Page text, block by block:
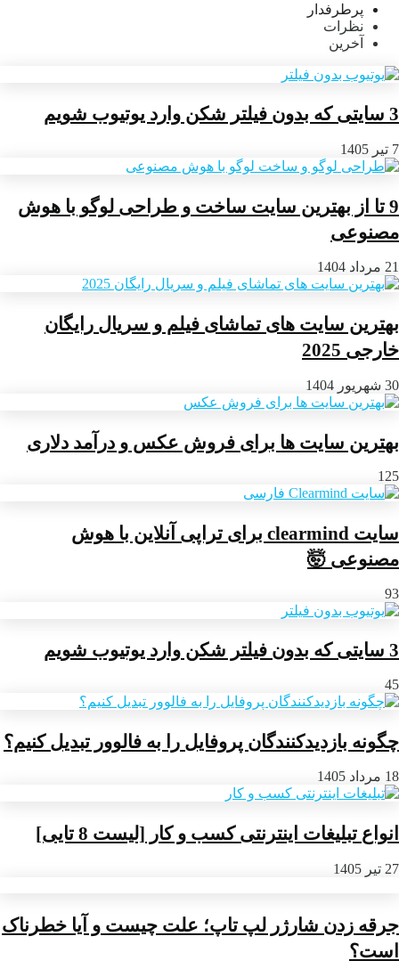
پرطرفدار
نظرات
آخرین
3 سایتی که بدون فیلتر شکن وارد یوتیوب شویم
7 تیر 1405
9 تا از بهترین سایت ساخت و طراحی لوگو با هوش
مصنوعی
21 مرداد 1404
بهترین سایت های تماشای فیلم و سریال رایگان
خارجی 2025
30 شهریور 1404
بهترین سایت ها برای فروش عکس و درآمد دلاری
125
سایت clearmind برای تراپی آنلاین با هوش
مصنوعی 🤯
93
3 سایتی که بدون فیلتر شکن وارد یوتیوب شویم
45
چگونه بازدیدکنندگان پروفایل را به فالوور تبدیل کنیم؟
18 مرداد 1405
انواع تبلیغات اینترنتی کسب و کار [لیست 8 تایی]
27 تیر 1405
جرقه زدن شارژر لپ تاپ؛ علت چیست و آیا خطرناک
است؟